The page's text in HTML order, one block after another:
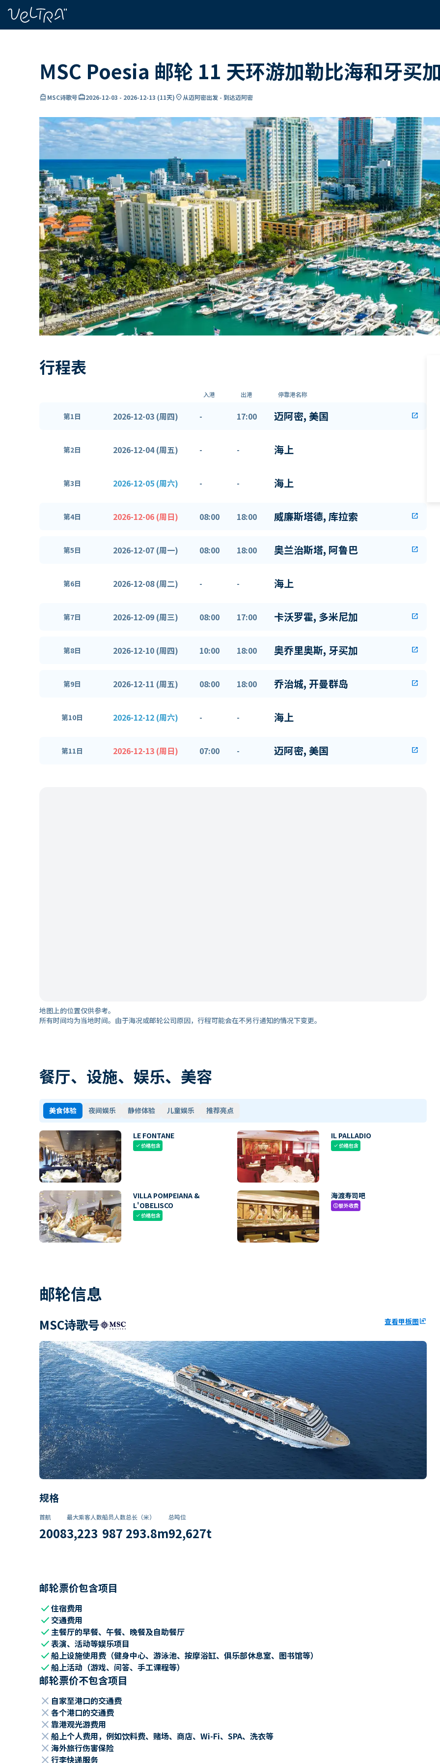
MSC Poesia 邮轮 11 天环游加勒比海和牙买加
directions_boatMSC诗歌号card_travel2026-12-03 - 2026-12-13 (11天) location_on从迈阿密出发 - 到达迈阿密
行程表
入港 出港 停靠港名称
第1日 2026-12-03 (周四) - 17:00 迈阿密, 美国 open_in_new
第2日 2026-12-04 (周五) - - 海上
第3日 2026-12-05 (周六) - - 海上
第4日 2026-12-06 (周日) 08:00 18:00 威廉斯塔德, 库拉索 open_in_new
第5日 2026-12-07 (周一) 08:00 18:00 奥兰治斯塔, 阿鲁巴 open_in_new
第6日 2026-12-08 (周二) - - 海上
第7日 2026-12-09 (周三) 08:00 17:00 卡沃罗霍, 多米尼加 open_in_new
第8日 2026-12-10 (周四) 10:00 18:00 奥乔里奥斯, 牙买加 open_in_new
第9日 2026-12-11 (周五) 08:00 18:00 乔治城, 开曼群岛 open_in_new
第10日 2026-12-12 (周六) - - 海上
第11日 2026-12-13 (周日) 07:00 - 迈阿密, 美国 open_in_new
地图上的位置仅供参考。
所有时间均为当地时间。由于海况或邮轮公司原因，行程可能会在不另行通知的情况下变更。
餐厅、设施、娱乐、美容
美食体验 夜间娱乐 静修体验 儿童娱乐 推荐亮点
LE FONTANE
check价格包含
IL PALLADIO
check价格包含
VILLA POMPEIANA &
L'OBELISCO
check价格包含
海渡寿司吧
paid额外收费
邮轮信息
MSC诗歌号 查看甲板图ungroup
规格
首航
2008
最大乘客人数
3,223
船员人数
987
总长（米）
293.8m
总吨位
92,627t
邮轮票价包含项目
check住宿费用
check 交通费用
check主餐厅的早餐、午餐、晚餐及自助餐厅
check表演、活动等娱乐项目
check船上设施使用费（健身中心、游泳池、按摩浴缸、俱乐部休息室、图书馆等）
check船上活动（游戏、问答、手工课程等）
邮轮票价不包含项目
close 自家至港口的交通费
close 各个港口的交通费
close 靠港观光游费用
close 船上个人费用，例如饮料费、赌场、商店、Wi-Fi、SPA、洗衣等
close 海外旅行伤害保险
close 行李快递服务